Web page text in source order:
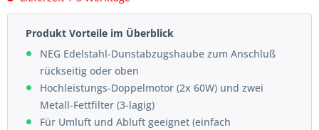
Produkt Vorteile im Überblick
NEG Edelstahl-Dunstabzugshaube zum Anschluß
rückseitig oder oben
Hochleistungs-Doppelmotor (2x 60W) und zwei
Metall-Fettfilter (3-lagig)
Für Umluft und Abluft geeignet (einfach